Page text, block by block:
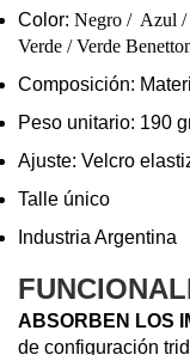
Color: Negro / Azul /
Verde / Verde
Composición:
Peso unitario: 190
Ajuste: Velcro
Talle único
Industria Argentina
ABSORBEN LOS
de configuración